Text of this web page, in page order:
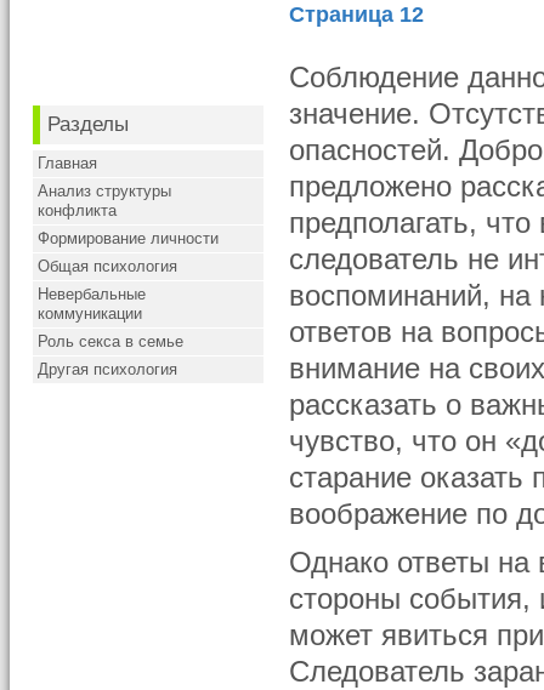
Разделы
Главная
Анализ структуры
конфликта
Формирование личности
Общая психология
Невербальные
коммуникации
Роль секса в семье
Другая психология
Страница 12
Соблюдение
значение.
опасностей.
предложено
предполагать,
следователь не
воспоминаний,
ответов на
внимание на
рассказать о
чувство, что он
старание
воображение по
Однако ответы на
стороны события,
может явиться
Следователь